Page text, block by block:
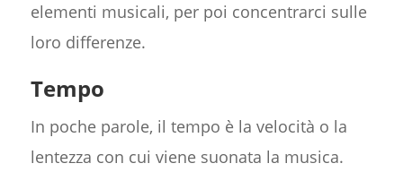
elementi musicali, per poi concentrarci sulle
loro differenze.
Tempo
In poche parole, il tempo è la velocità o la
lentezza con cui viene suonata la musica.